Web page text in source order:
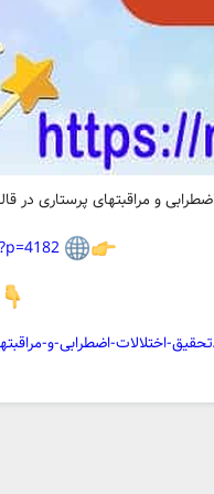
و مراقبتهای پرستاری در